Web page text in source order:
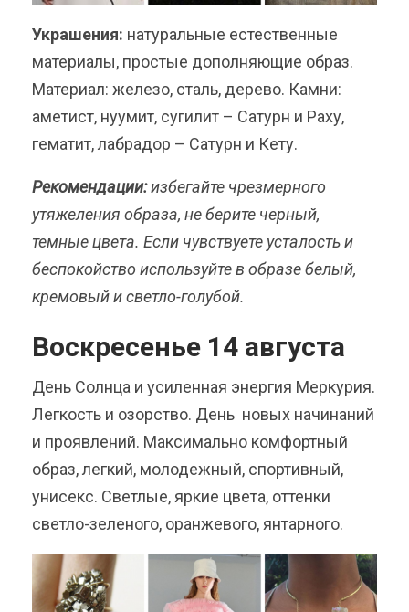
Украшения: натуральные естественные
материалы, простые дополняющие образ.
Материал: железо, сталь, дерево. Камни:
аметист, нуумит, сугилит – Сатурн и Раху,
гематит, лабрадор – Сатурн и Кету.
Рекомендации:избегайте чрезмерного
утяжеления образа, не берите черный,
темные цвета. Если чувствуете усталость и
беспокойство используйте в образе белый,
кремовый и светло-голубой.
Воскресенье 14 августа
День Солнца и усиленная энергия Меркурия.
Легкость и озорство. День новых начинаний
и проявлений. Максимально комфортный
образ, легкий, молодежный, спортивный,
унисекс. Светлые, яркие цвета, оттенки
светло-зеленого, оранжевого, янтарного.